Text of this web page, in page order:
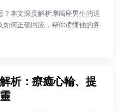
？本文深度解析摩羯座男生的送
何正确回应，帮你读懂他的务
析：療癒心輪、提